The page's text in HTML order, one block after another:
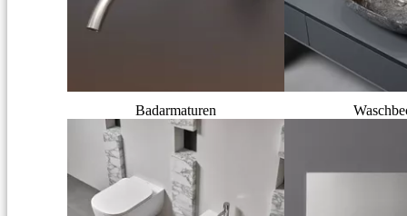
Badarmaturen